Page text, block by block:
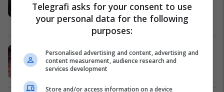
duhet t'i bashkohet Arsenalit në
verë
Premier League 04/05/2025
Garë mes top katër klubeve angleze
për transferimin e Ollie Watkins
Premier League
Telegrafi asks for your consent to use
your personal data for the following
purposes:
Personalised advertising and content, advertising and
content measurement, audience research and
services development
Store and/or access information on a device